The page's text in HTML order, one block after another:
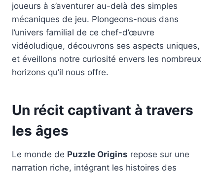
joueurs à s’aventurer au-delà des simples
mécaniques de jeu. Plongeons-nous dans
l’univers familial de ce chef-d’œuvre
vidéoludique, découvrons ses aspects uniques,
et éveillons notre curiosité envers les nombreux
horizons qu’il nous offre.
Un récit captivant à travers
les âges
Le monde de Puzzle Origins repose sur une
narration riche, intégrant les histoires des